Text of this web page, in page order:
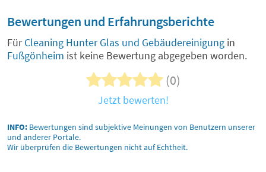
Bewertungen und Erfahrungsberichte
FürCleaning Hunter Glas und Gebäudereinigung in
Fußgönheim ist keine Bewertung abgegeben worden.
(0)
Jetzt bewerten!
INFO: Bewertungen sind subjektive Meinungen von Benutzern unserer
und anderer Portale.
Wir überprüfen die Bewertungen nicht auf Echtheit.